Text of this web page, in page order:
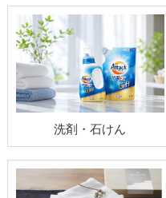
洗剤・石けん